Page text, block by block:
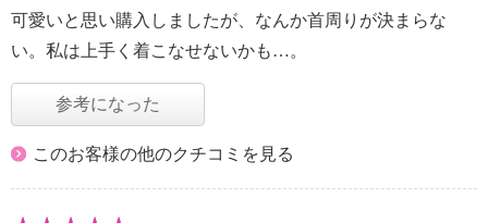
可愛いと思い購入しましたが、なんか首周りが決まらな
い。私は上手く着こなせないかも…。
参考になった
このお客様の他のクチコミを見る